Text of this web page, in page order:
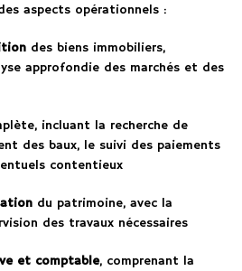
aspects opérationnels :
des biens immobiliers,
approfondie des marchés et des
incluant la recherche de
des baux, le suivi des paiements
contentieux
du patrimoine, avec la
des travaux nécessaires
et comptable, comprenant la